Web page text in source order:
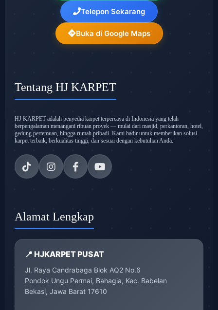
Telepon Sekarang
Buka di Google Maps
Tentang HJ KARPET
HJ KARPET adalah penyedia karpet terpercaya di Indonesia yang telah
berpengalaman menangani ribuan proyek — mulai dari masjid, perkantoran, hotel,
gedung pertemuan, hingga rumah pribadi. Kami hadir untuk memberikan solusi
karpet terbaik, berkualitas tinggi, dan sesuai dengan kebutuhan Anda.
Alamat Lengkap
📍 HJKARPET PUSAT
Jl. Raya Candrabaga Blok AQ2 No.6
Pondok Ungu Permai, Bahagia, Kec. Babelan
Bekasi, Jawa Barat 17610